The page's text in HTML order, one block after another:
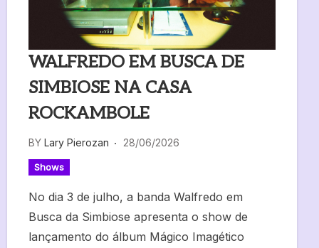
WALFREDO EM BUSCA DE
SIMBIOSE NA CASA
ROCKAMBOLE
BY Lary Pierozan 28/06/2026
Shows
No dia 3 de julho, a banda Walfredo em
Busca da Simbiose apresenta o show de
lançamento do álbum Mágico Imagético